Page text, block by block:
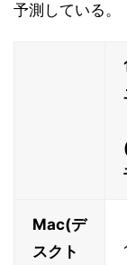
予測している。
Mac(デ
スクト